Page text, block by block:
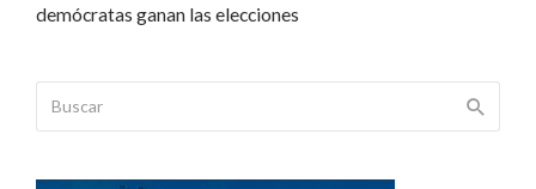
demócratas ganan las elecciones